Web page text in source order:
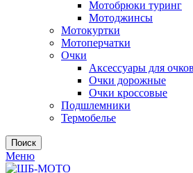
Мотобрюки туринг
Мотоджинсы
Мотокуртки
Мотоперчатки
Очки
Аксессуары для очков
Очки дорожные
Очки кроссовые
Подшлемники
Термобелье
Поиск
Меню